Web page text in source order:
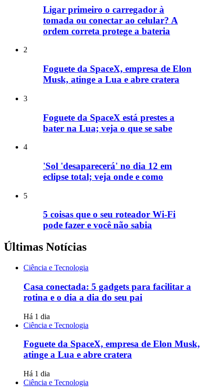
Ligar primeiro o carregador à
tomada ou conectar ao celular? A
ordem correta protege a bateria
2
Foguete da SpaceX, empresa de Elon
Musk, atinge a Lua e abre cratera
3
Foguete da SpaceX está prestes a
bater na Lua; veja o que se sabe
4
'Sol 'desaparecerá' no dia 12 em
eclipse total; veja onde e como
5
5 coisas que o seu roteador Wi-Fi
pode fazer e você não sabia
Últimas Notícias
Ciência e Tecnologia
Casa conectada: 5 gadgets para facilitar a
rotina e o dia a dia do seu pai
Há 1 dia
Ciência e Tecnologia
Foguete da SpaceX, empresa de Elon Musk,
atinge a Lua e abre cratera
Há 1 dia
Ciência e Tecnologia